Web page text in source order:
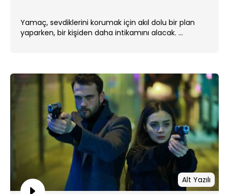
Yamaç, sevdiklerini korumak için akıl dolu bir plan
yaparken, bir kişiden daha intikamını alacak. ...
Alt Yazılı